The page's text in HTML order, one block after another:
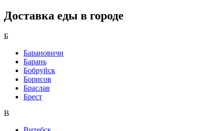
Доставка еды в городе
Б
Барановичи
Барань
Бобруйск
Борисов
Браслав
Брест
В